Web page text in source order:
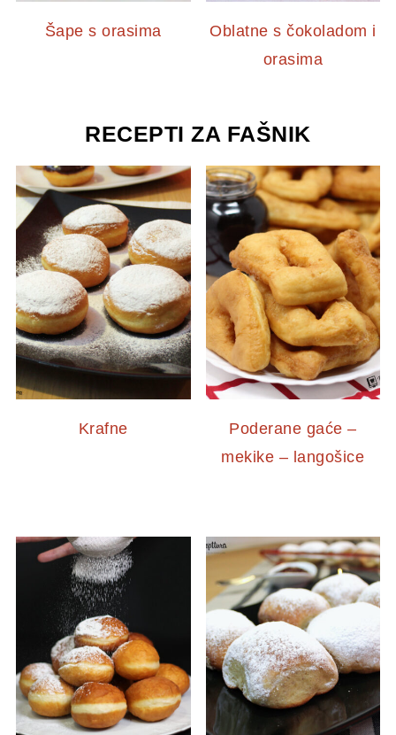
Šape s orasima
Oblatne s čokoladom i
orasima
RECEPTI ZA FAŠNIK
Krafne
Poderane gaće –
mekike – langošice